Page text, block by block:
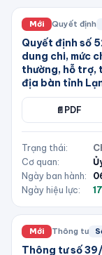
Mới Quyết định
Quyết định số
dung chi, mức
thường, hỗ trợ,
địa bàn tỉnh
📄 PDF
Trạng thái:
Cơ quan:
Ngày ban hành:
Ngày hiệu lực:
Mới Thông tư
Thông tư số